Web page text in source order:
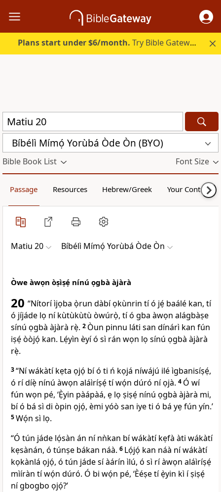
Plans start under $6/month. Try Bible Gateway Plus.
Bíbélì Mímọ́ Yorùbá Òde Òn (BYO)
Bible Book List Font Size
Passage Resources Hebrew/Greek Your Content
Matiu 20 Bíbélì Mímọ́ Yorùbá Òde Òn
Òwe àwọn òṣìṣẹ́ nínú ọgbà àjàrà
20 “Nítorí ìjọba ọ̀run dàbí ọkùnrin tí ó jẹ́ baálé kan, tí
ó jíjáde lọ ní kùtùkùtù òwúrọ̀, tí ó gba àwọn alágbàṣe
sínú ọgbà àjàrà rẹ̀. 2 Òun pinnu láti san dínárì kan fún
iṣẹ́ òòjọ́ kan. Lẹ́yìn èyí ó sì rán wọn lọ sínú ọgbà àjàrà
rẹ̀.
3“Ní wákàtí kẹta ọjọ́ bí ó ti ń kọjá níwájú ilé ìgbanisíṣẹ́,
ó rí díẹ̀ nínú àwọn aláìríṣẹ́ tí wọ́n dúró ní ọjà. 4 Ó wí
fún wọn pé, ‘Ẹ̀yin pàápàá, ẹ lọ ṣiṣẹ́ nínú ọgbà àjàrà mi,
bí ó bá sì di òpin ọjọ́, èmi yóò san iye ti ó bá yẹ fún yín.’
5Wọ́n sì lọ.
“Ó tún jáde lọ́sàn án ní nǹkan bí wákàtí kẹfà àti wákàtí
kẹsànán, ó túnṣe bákan náà. 6 Lọ́jọ́ kan náà ní wákàtí
kọkànlá ọjọ́, ó tún jáde sí àárín ìlú, ó sì rí àwọn aláìríṣẹ́
mìíràn tí wọ́n dúró. Ó bi wọ́n pé, ‘Èéṣe tí ẹ̀yin kì í ṣiṣẹ́
ní gbogbo ọjọ́?’